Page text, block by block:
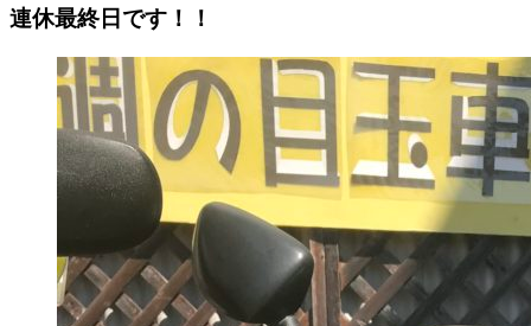
連休最終日です！！